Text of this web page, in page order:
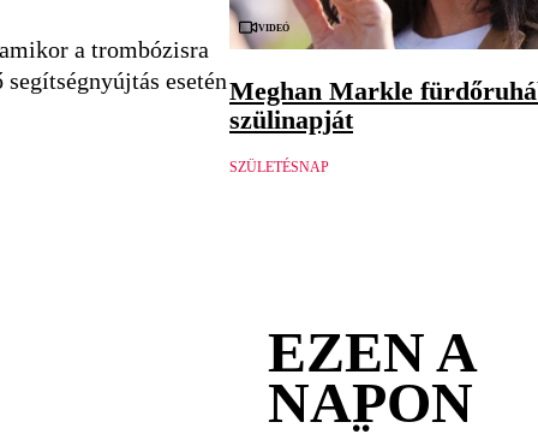
a trombózisra
esetén
Videó
Meghan Markle
szülinapját
SZÜLETÉSNAP
EZEN A
NAPON